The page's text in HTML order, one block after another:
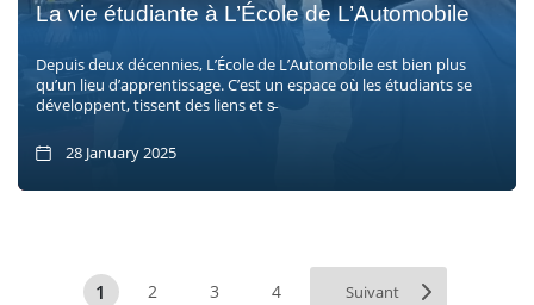
La vie étudiante à L’École de L’Automobile
Depuis deux décennies, L’École de L’Automobile est bien plus
qu’un lieu d’apprentissage. C’est un espace où les étudiants se
développent, tissent des liens et s̵
28 January 2025
1 2 3 4 Suivant